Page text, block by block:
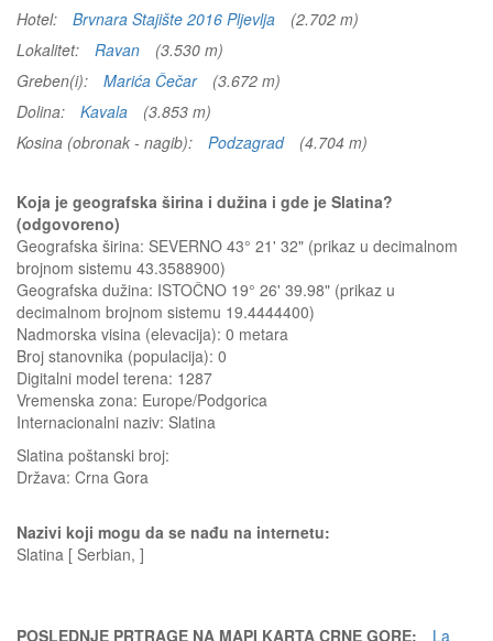
Hotel:
Brvnara Stajište 2016 Pljevlja
(2.702 m)
Lokalitet:
Ravan
(3.530 m)
Greben(i):
Marića Čečar
(3.672 m)
Dolina:
Kavala
(3.853 m)
Kosina (obronak - nagib):
Podzagrad (4.704 m)
Koja je geografska širina i dužina i gde je Slatina?
(odgovoreno)
Geografska širina: SEVERNO 43° 21' 32" (prikaz u decimalnom
brojnom sistemu 43.3588900)
Geografska dužina: ISTOČNO 19° 26' 39.98" (prikaz u
decimalnom brojnom sistemu 19.4444400)
Nadmorska visina (elevacija): 0 metara
Broj stanovnika (populacija): 0
Digitalni model terena: 1287
Vremenska zona: Europe/Podgorica
Internacionalni naziv: Slatina
Slatina poštanski broj:
Država: Crna Gora
Nazivi koji mogu da se nađu na internetu:
Slatina [ Serbian, ]
POSLEDNJE PRTRAGE NA MAPI KARTA CRNE GORE: La